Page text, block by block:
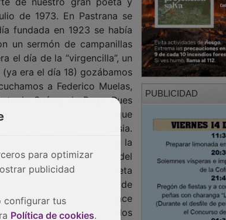
de 1973. En Pastrana se
fundada en 1923 se había
un sermón de campanillas
el día de la “virgencilla”, un
era el día 18) gozábamos
a Federico Muelas,
Suárez de Puga. Pues
versos a Pastrana que
losas del atrio de la iglesia.
de Puga, aplicándole la
y la pérdida definitiva del
al ver que nuestro poeta
por la comisión de
beneficio del pueblo. Hace
la extensión de los
PUBLICIDAD
para optimizar
publicidad
configurar tus
Política de cookies.